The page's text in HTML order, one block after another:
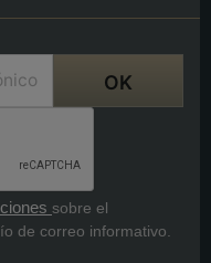
sobre el
de correo informativo.